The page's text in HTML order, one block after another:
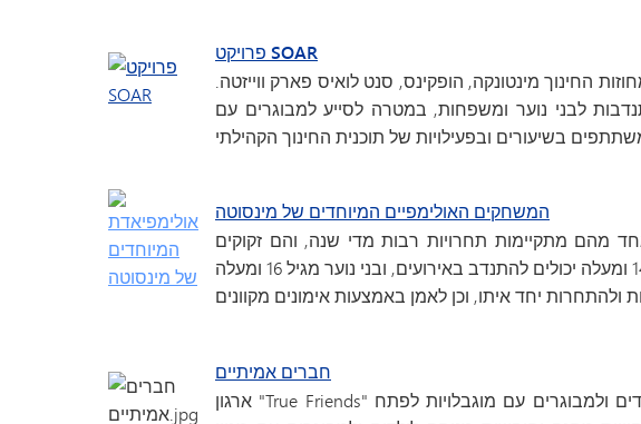
פרויקט SOAR
החינוך מינטונקה, הופקינס, סנט לואיס פארק ווייזטה.
לבני נוער ומשפחות, במטרה לסייע למבוגרים עם
המשחקים האולימפיים המיוחדים של מינסוטה
אזורים, שבכל אחד מהם מתקיימות תחרויות רבות מדי שנה, והם זקוקים
למתנדבים רבים שיסייעו. בני נוער מגיל 14 ומעלה יכולים להתנדב באירועים, ובני נוער מגיל 16 ומעלה
חברים אמיתיים
ארגון "True Friends" מציע חוויות משנות חיים, המסייעות לילדים ולמבוגרים עם מוגבלויות לפתח